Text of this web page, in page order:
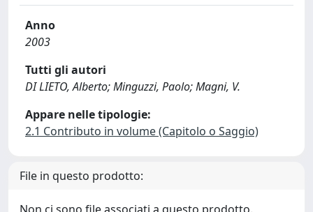
Anno
2003
Tutti gli autori
DI LIETO, Alberto; Minguzzi, Paolo; Magni, V.
Appare nelle tipologie:
2.1 Contributo in volume (Capitolo o Saggio)
File in questo prodotto: